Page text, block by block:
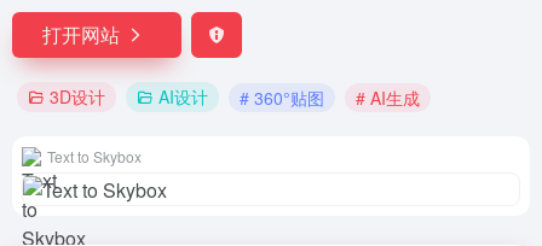
打开网站
3D设计 AI设计 # 360°贴图 # AI生成
Text to Skybox